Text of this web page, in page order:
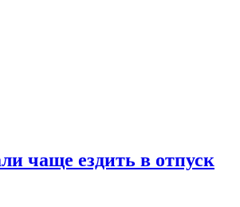
чаще ездить в отпуск